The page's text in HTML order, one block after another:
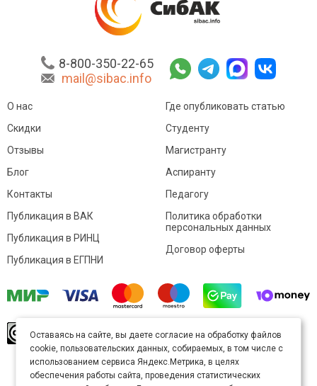
8-800-350-22-65
mail@sibac.info
О нас
Скидки
Отзывы
Блог
Контакты
Где опубликовать статью
Студенту
Магистранту
Аспиранту
Педагогу
Публикация в ВАК
Публикация в РИНЦ
Публикация в ЕГПНИ
Политика обработки
персональных данных
Договор оферты
произведение доступно полицензии Creative
Commons «Attribution» («Атрибуция») 4.0
Непортированная.
Карта сайта
Оставаясь на сайте, вы даете согласие на обработку файлов
cookie, пользовательских данных, собираемых, в том числе с
использованием сервиса Яндекс.Метрика, в целях
обеспечения работы сайта, проведения статистических